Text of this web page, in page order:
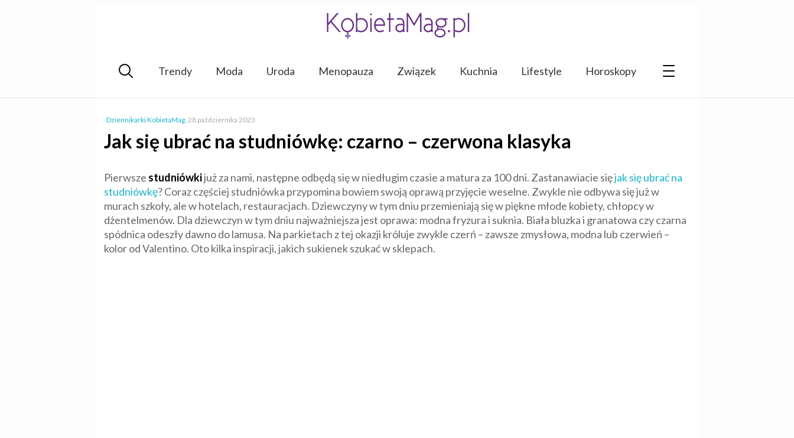
Trendy Moda Uroda Menopauza Związek Kuchnia Lifestyle Horoskopy
Dziennikarki KobietaMag, 28 października 2023
Jak się ubrać na studniówkę: czarno – czerwona klasyka
Pierwsze studniówkijuż za nami, następne odbędą się w niedługim czasie a matura za 100 dni. Zastanawiacie sięjak się ubrać na
studniówkę? Coraz częściej studniówka przypomina bowiem swoją oprawą przyjęcie weselne. Zwykle nie odbywa się już w
murach szkoły, ale w hotelach, restauracjach. Dziewczyny w tym dniu przemieniają się w piękne młode kobiety, chłopcy w
dżentelmenów. Dla dziewczyn w tym dniu najważniejsza jest oprawa: modna fryzura i suknia. Biała bluzka i granatowa czy czarna
spódnica odeszły dawno do lamusa. Na parkietach z tej okazji króluje zwykle czerń – zawsze zmysłowa, modna lub czerwień –
kolor od Valentino. Oto kilka inspiracji, jakich sukienek szukać w sklepach.